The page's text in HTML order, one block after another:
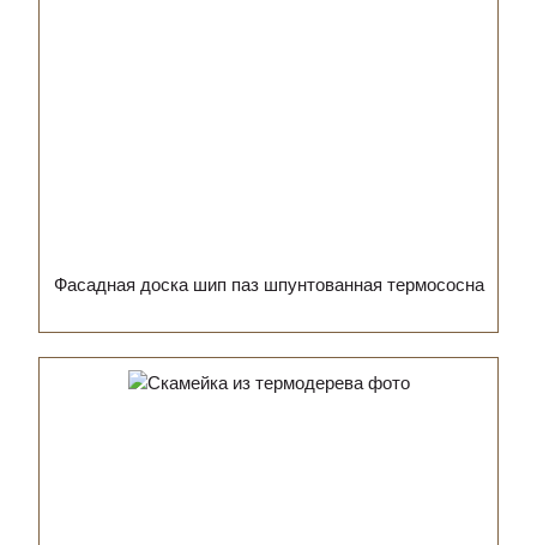
Фасадная доска шип паз шпунтованная термососна